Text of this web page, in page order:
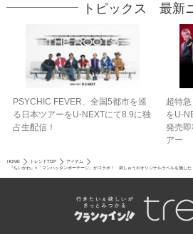
トピックス 最新
PSYCHIC FEVER、全国5都市を巡
る日本ツアーをU‐NEXTにて8.9に独
占生配信！
超特
をU-
発売
アー
HOME トレンドTOP
アイテム
『ちいかわ』×「マンハッタンポーテージ」がコラボ！ 刺しゅうやオリジナルラベルを施した